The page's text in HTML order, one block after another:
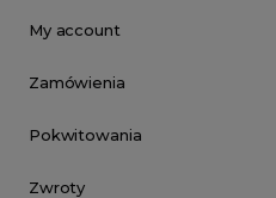
My account
Zamówienia
Pokwitowania
Zwroty